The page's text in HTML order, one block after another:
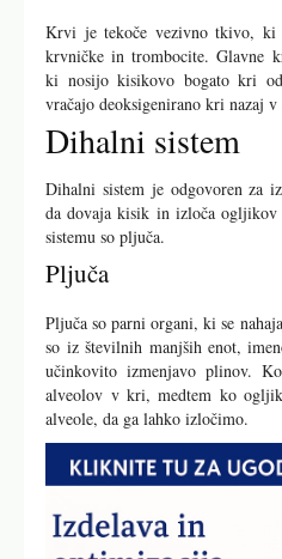
Krvi je tekoče vezivno tkivo, ki
krvničke in trombocite. Glavne
ki nosijo kisikovo bogato kri
vračajo deoksigenirano kri nazaj v
Dihalni sistem
Dihalni sistem je odgovoren za
da dovaja kisik in izloča
sistemu so pljuča.
Pljuča
Pljuča so parni organi, ki se
so iz številnih manjših enot,
učinkovito izmenjavo plinov.
alveolov v kri, medtem ko
alveole, da ga lahko izločimo.